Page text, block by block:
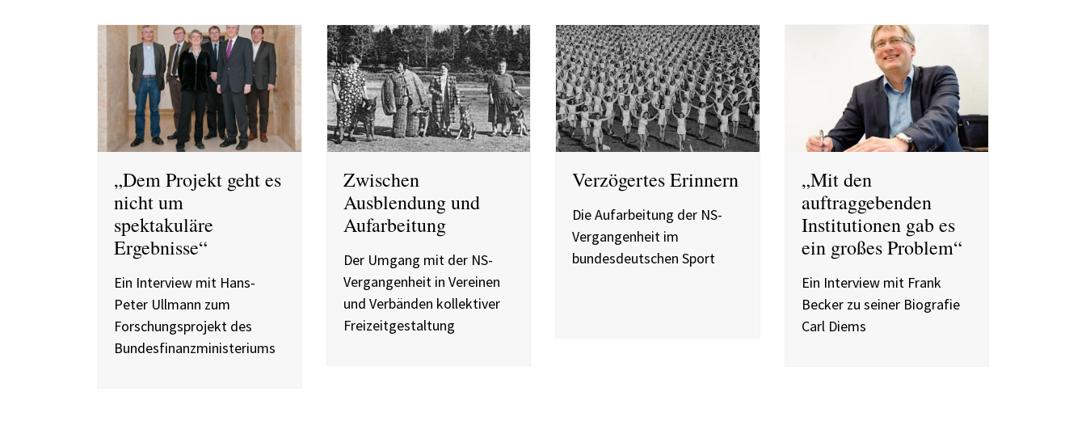
„Dem Projekt geht es
nicht um
spektakuläre
Ergebnisse“
Ein Interview mit Hans-
Peter Ullmann zum
Forschungsprojekt des
Bundesfinanzministeriums
Zwischen
Ausblendung und
Aufarbeitung
Der Umgang mit der NS-
Vergangenheit in Vereinen
und Verbänden kollektiver
Freizeitgestaltung
Verzögertes Erinnern
Die Aufarbeitung der NS-
Vergangenheit im
bundesdeutschen Sport
„Mit den
auftraggebenden
Institutionen gab es
ein großes Problem“
Ein Interview mit Frank
Becker zu seiner Biografie
Carl Diems